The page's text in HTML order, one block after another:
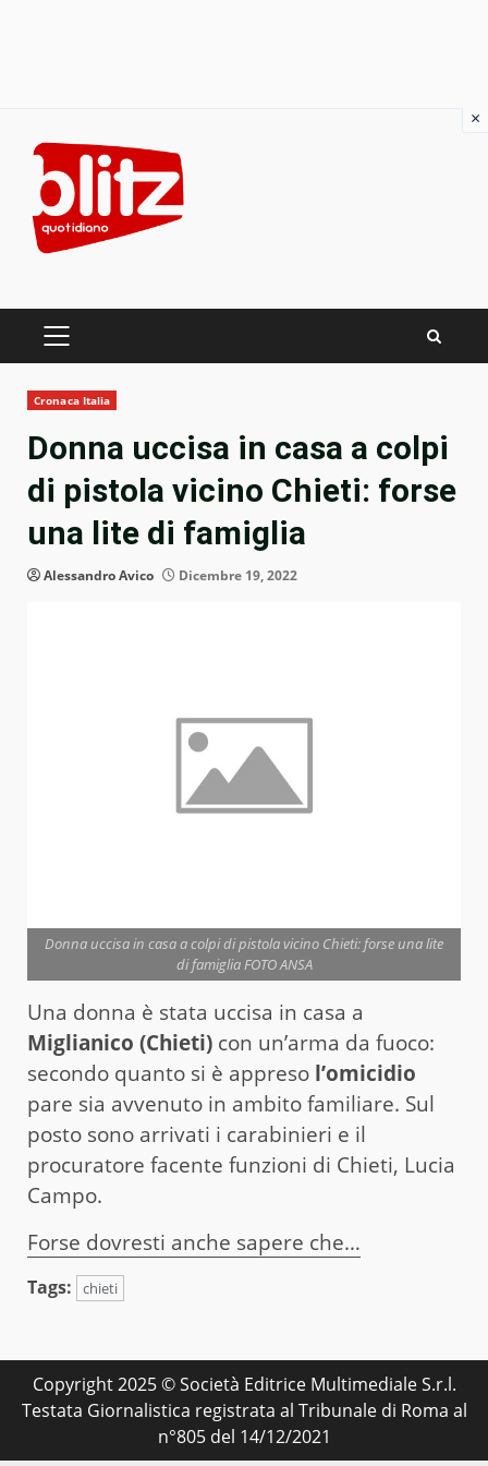
content
PRIMARY
Cronaca Italia
Donna uccisa in casa a colpi
di pistola vicino Chieti: forse
una lite di famiglia
Alessandro Avico Dicembre 19, 2022
Donna uccisa in casa a colpi di pistola vicino Chieti: forse una lite
di famiglia FOTO ANSA
Una donna è stata uccisa in casa a
Miglianico (Chieti) con un’arma da fuoco:
secondo quanto si è appreso l’omicidio
pare sia avvenuto in ambito familiare. Sul
posto sono arrivati i carabinieri e il
procuratore facente funzioni di Chieti, Lucia
Campo.
Forse dovresti anche sapere che…
Tags: chieti
Copyright 2025 © Società Editrice Multimediale S.r.l.
Testata Giornalistica registrata al Tribunale di Roma al
n°805 del 14/12/2021
×